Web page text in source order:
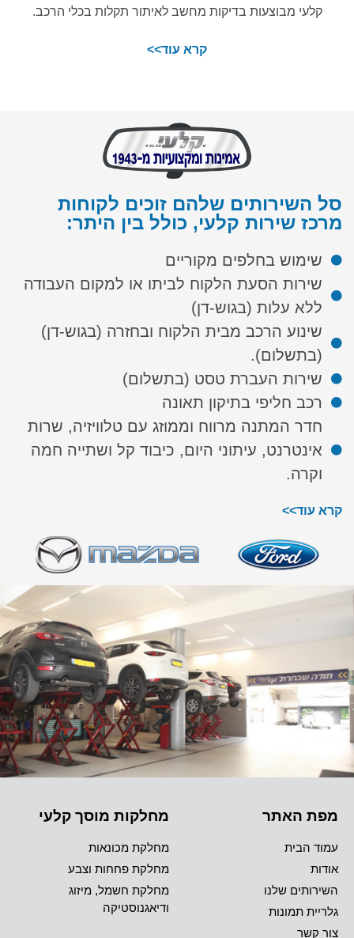
קלעי מבוצעות בדיקות מחשב לאיתור תקלות בכלי הרכב.
קרא עוד>>
סל השירותים שלהם זוכים לקוחות
מרכז שירות קלעי, כולל בין היתר:
שימוש בחלפים מקוריים
שירות הסעת הלקוח לביתו או למקום העבודה
ללא עלות (בגוש-דן)
שינוע הרכב מבית הלקוח ובחזרה (בגוש-דן)
(בתשלום).
שירות העברת טסט (בתשלום)
רכב חליפי בתיקון תאונה
חדר המתנה מרווח וממוזג עם טלוויזיה, שרות
אינטרנט, עיתוני היום, כיבוד קל ושתייה חמה
וקרה.
קרא עוד>>
מפת האתר
עמוד הבית
אודות
השירותים שלנו
גלריית תמונות
צור קשר
מחלקות מוסך קלעי
מחלקת מכונאות
מחלקת פחחות וצבע
מחלקת חשמל, מיזוג
ודיאגנוסטיקה